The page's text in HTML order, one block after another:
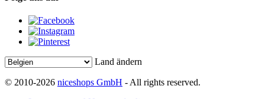
Land ändern
© 2010-2026 niceshops GmbH - All rights reserved.